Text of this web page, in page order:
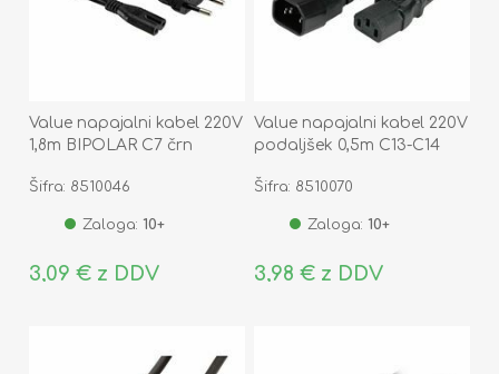
Value napajalni kabel 220V
1,8m BIPOLAR C7 črn
Šifra: 8510046
Zaloga: 10+
3,09 € z DDV
Value napajalni kabel 220V
podaljšek 0,5m C13-C14
Šifra: 8510070
Zaloga: 10+
3,98 € z DDV